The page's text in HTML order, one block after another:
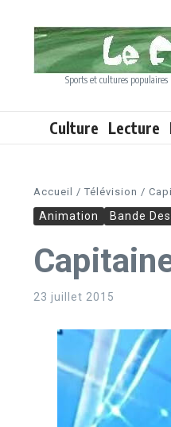
Sports et cultures
Culture Lecture
Accueil / Télévision /
Animation Bande
23 juillet 2015